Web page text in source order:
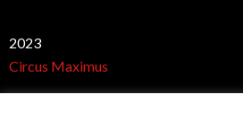
2023
Circus Maximus